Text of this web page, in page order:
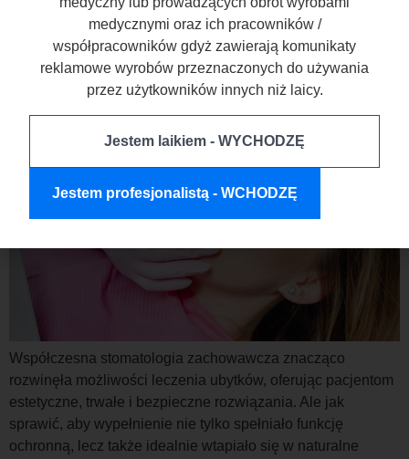
kompozytowych — na co zwrócić
uwagę?
Współczesna stomatologia zachowawcza znacząco
rozwinęła możliwości leczenia ubytków, oferując pacjentom
estetyczne, trwałe i bezpieczne rozwiązania. Ale jak
sprawić, aby wypełnienie nie tylko spełniało funkcję
ochronną, lecz także idealnie wtapiało się w naturalne
medycznymi oraz ich pracowników /
współpracowników gdyż zawierają komunikaty
reklamowe wyrobów przeznaczonych do używania
przez użytkowników innych niż laicy.
Jestem laikiem - WYCHODZĘ
Jestem profesjonalistą - WCHODZĘ